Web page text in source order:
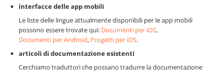
interfacce delle app mobili
Le liste delle lingue attualmente disponibili per le app mobili
possono essere trovate qui: Documenti per iOS,
Documenti per Android, Progetti per iOS.
articoli di documentazione esistenti
Cerchiamo traduttori che possano tradurre la documentazione